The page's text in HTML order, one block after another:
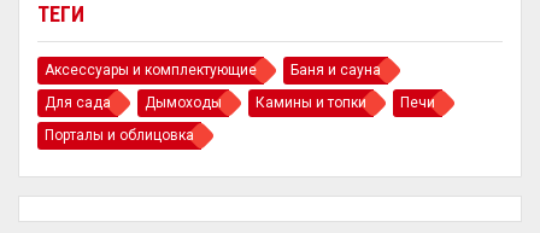
ТЕГИ
Аксессуары и комплектующие
Баня и сауна
Для сада
Дымоходы Камины и топки
Печи
Порталы и облицовка